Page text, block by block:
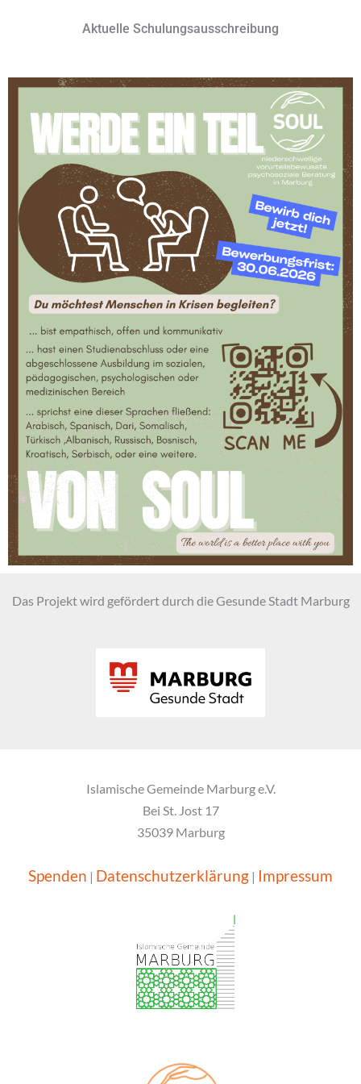
Aktuelle Schulungsausschreibung
Das Projekt wird gefördert durch die Gesunde Stadt Marburg
Islamische Gemeinde Marburg e.V.
Bei St. Jost 17
35039 Marburg
Spenden | Datenschutzerklärung | Impressum